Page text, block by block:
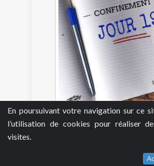
En poursuivant votre navigation sur ce
l’utilisation de cookies pour réaliser
visites.
Et pour mieux se
l’ambiance des Quais du
retour sur...
QUAIS DU POLAR 2020 -